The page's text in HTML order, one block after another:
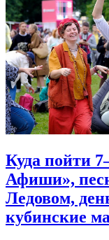
Куда пойти
Афиши»,
Ледовом,
кубинские